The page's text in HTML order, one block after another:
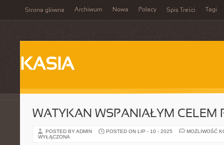
Strona główna Archiwum Nowa Polacy Spis Treści Tagi
KASIA
WATYKAN WSPANIAŁYM CELEM
POSTED BY ADMIN POSTED ON LIP - 10 - 2025
MOŻLIWOŚĆ
WYŁĄCZONA